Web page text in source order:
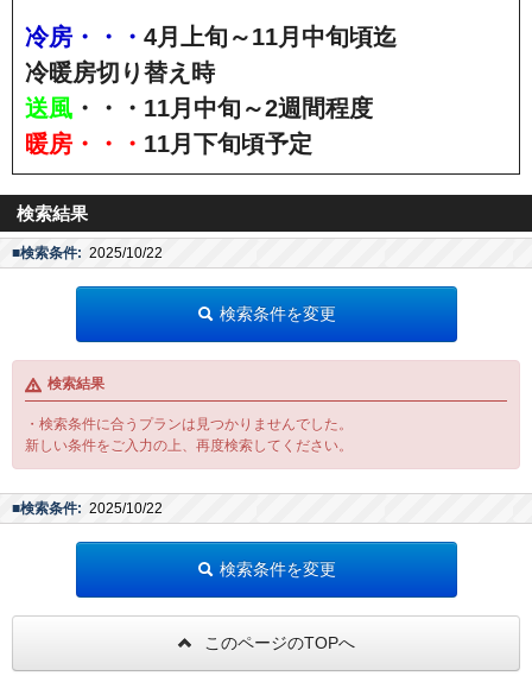
冷房・・・ 4月上旬～11月中旬頃迄
冷暖房切り替え時
送風 ・・・11月中旬～2週間程度
暖房・・・ 11月下旬頃予定
検索結果
■検索条件: 2025/10/22
検索条件を変更
検索結果
・検索条件に合うプランは見つかりませんでした。
新しい条件をご入力の上、再度検索してください。
■検索条件: 2025/10/22
検索条件を変更
このページのTOPへ